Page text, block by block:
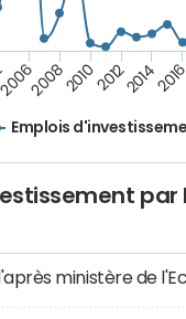
Emplois
2008201020122014
ministère de